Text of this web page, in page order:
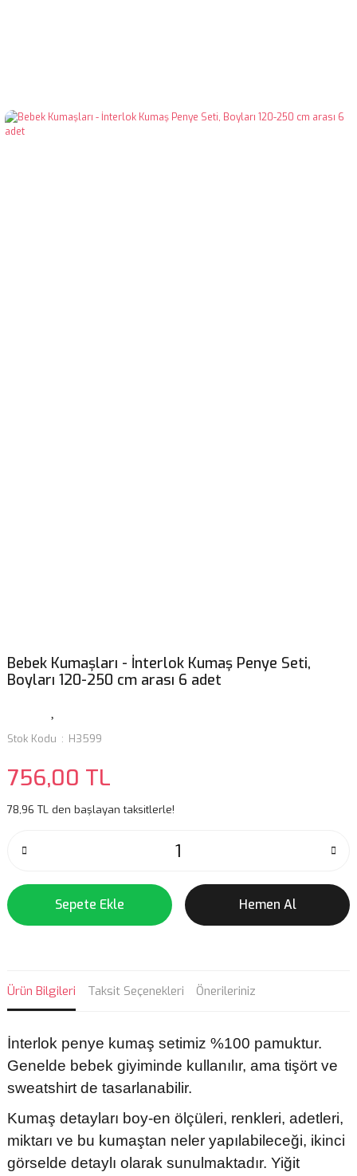
Bebek Kumaşları - İnterlok Kumaş Penye Seti,
Boyları 120-250 cm arası 6 adet
Stok Kodu H3599
756,00 TL
78,96 TL den başlayan taksitlerle!
Sepete Ekle Hemen Al
Ürün Bilgileri Taksit Seçenekleri Önerileriniz
İnterlok penye kumaş setimiz %100 pamuktur.
Genelde bebek giyiminde kullanılır, ama tişört ve
sweatshirt de tasarlanabilir.
Kumaş detayları boy-en ölçüleri, renkleri, adetleri,
miktarı ve bu kumaştan neler yapılabileceği, ikinci
görselde detaylı olarak sunulmaktadır. Yiğit